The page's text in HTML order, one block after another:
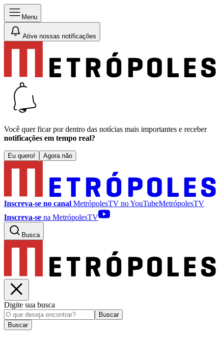
Menu
Ative nossas notificações
Você quer ficar por dentro das notícias mais importantes e receber
notificações em tempo real?
Eu quero! Agora não
Inscreva-se no canal MetrópolesTV noYouTubeMetrópolesTV
Inscreva-se na MetrópolesTV
Busca
Digite sua busca
Buscar
Buscar